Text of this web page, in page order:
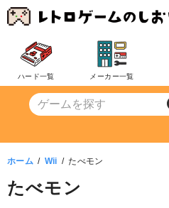
コ
ン
ツ
動
ハード一覧 メーカー一覧
ホーム Wii たべモン
たべモン